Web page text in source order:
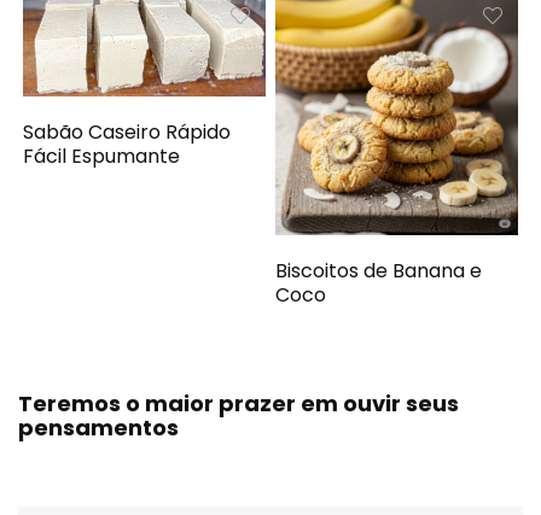
Sabão Caseiro Rápido
Fácil Espumante
Biscoitos de Banana e
Coco
Teremos o maior prazer em ouvir seus
pensamentos